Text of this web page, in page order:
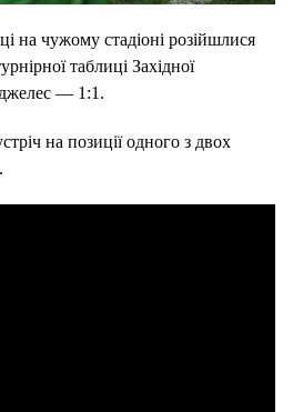
на чужому стадіоні розійшлися
таблиці Західної
— 1:1.
на позиції одного з двох